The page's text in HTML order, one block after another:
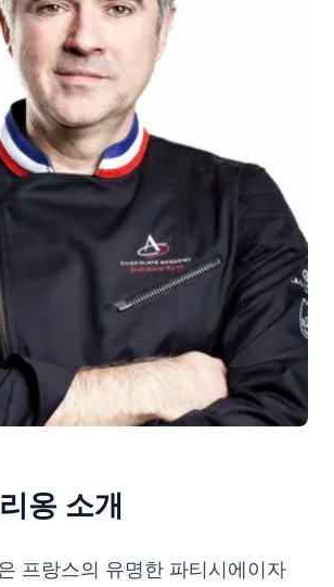
옹 소개
프랑스의 유명한 파티시에이자